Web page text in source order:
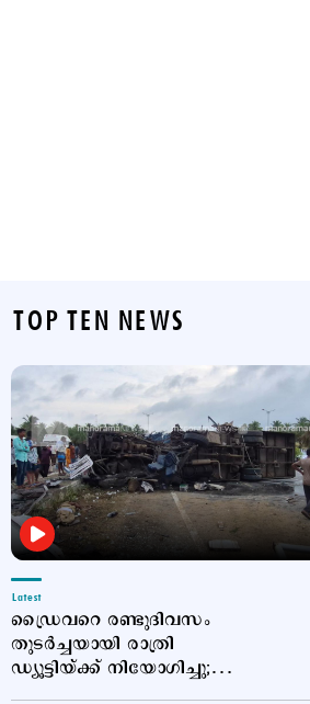
TOP TEN NEWS
Latest
ഡ്രൈവറെ രണ്ടുദിവസം
തുടര്‍ച്ചയായി രാത്രി
ഡ്യൂട്ടിയ്ക്ക് നിയോഗിച്ചു;